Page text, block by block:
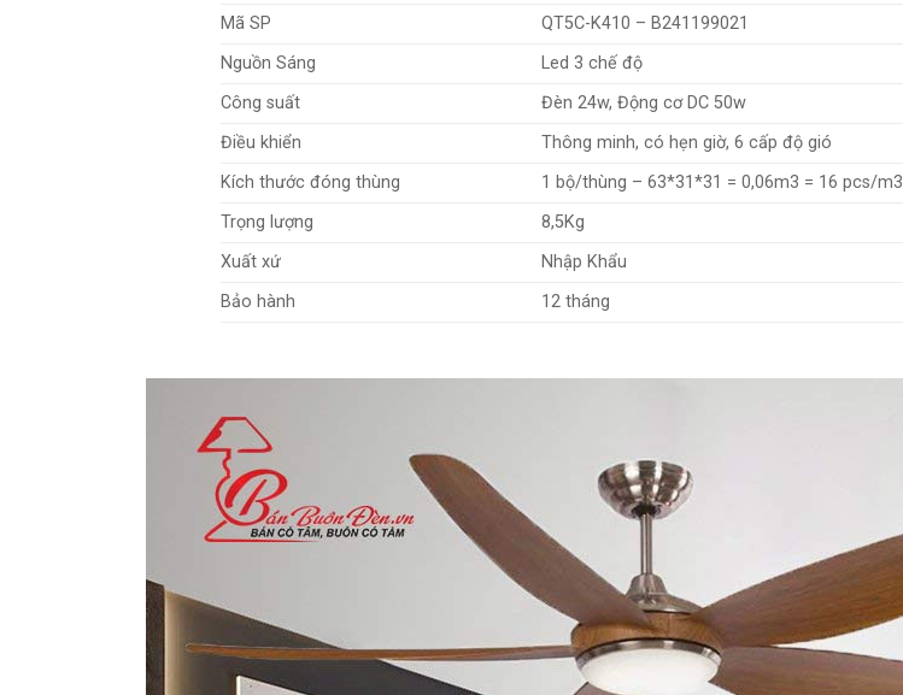
Mã SP
QT5C-K410 – B241199021
Nguồn Sáng
Led 3 chế độ
Công suất
Đèn 24w, Động cơ DC 50w
Điều khiển
Thông minh, có hẹn giờ, 6 cấp độ gió
Kích thước đóng thùng
1 bộ/thùng – 63*31*31 = 0,06m3 = 16 pcs/m3
Trọng lượng
8,5Kg
Xuất xứ
Nhập Khẩu
Bảo hành
12 tháng